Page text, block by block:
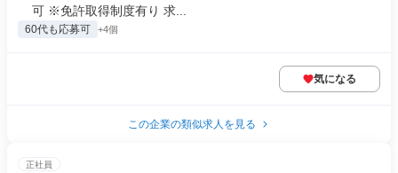
可 ※免許取得制度有り 求...
60代も応募可 +4個
気になる
この企業の類似求人を見る
正社員